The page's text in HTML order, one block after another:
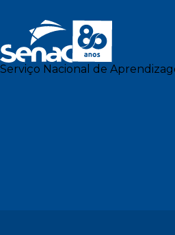
Serviço Nacional de